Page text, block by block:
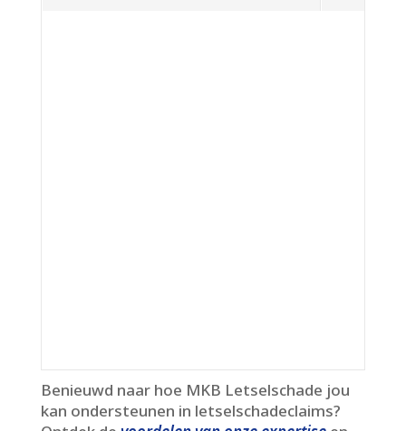
Benieuwd naar hoe MKB Letselschade jou
kan ondersteunen in letselschadeclaims?